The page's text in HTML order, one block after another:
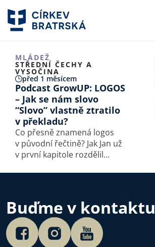
MLÁDEŽ
STŘEDNÍ ČECHY A
VYSOČINA
před 1 měsícem
Podcast GrowUP: LOGOS
– Jak se nám slovo
“Slovo” vlastně ztratilo
v překladu?
Co přesně znamená logos
v původní řečtině? Jak Jan už
v první kapitole rozdělil
v dnešní době? Poslechněte
si další díl série Ztraceno…
Buďme v kontaktu